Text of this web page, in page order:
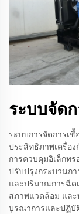
ระบบจัด
ระบบการจัดการเ
ประสิทธิภาพเครื่อ
การควบคุมอิเล็กท
ปรับปรุงกระบวนกา
และปริมาณการฉีด
สภาพแวดล้อม และ
บูรณาการและปฏิบั